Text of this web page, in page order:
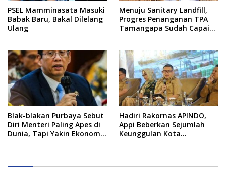
PSEL Mamminasata Masuki
Babak Baru, Bakal Dilelang
Ulang
Menuju Sanitary Landfill,
Progres Penanganan TPA
Tamangapa Sudah Capai
Blak-blakan Purbaya Sebut
Diri Menteri Paling Apes di
Dunia, Tapi Yakin Ekonomi
Hadiri Rakornas APINDO,
Appi Beberkan Sejumlah
Keunggulan Kota